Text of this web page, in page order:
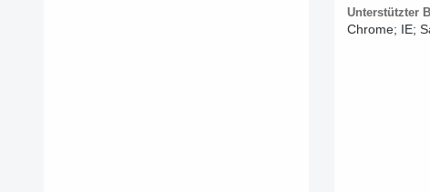
Unterstützter
Chrome; IE;